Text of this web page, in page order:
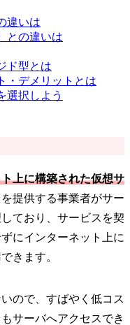
違いは
との違いは
ド型とは
・デメリットとは
選択しよう
上に構築された仮想サ
提供する事業者がサー
ており、サービスを契
にインターネット上に
きます。
ので、すばやく低コス
サーバへアクセスでき